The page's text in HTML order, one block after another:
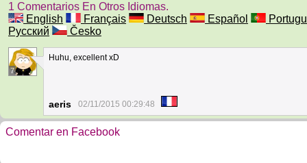
1 Comentarios En Otros Idiomas.
English
Français Deutsch Español
Русский
Česko
7
Huhu, excellent xD
aeris 02/11/2015 00:29:48
Comentar en Facebook